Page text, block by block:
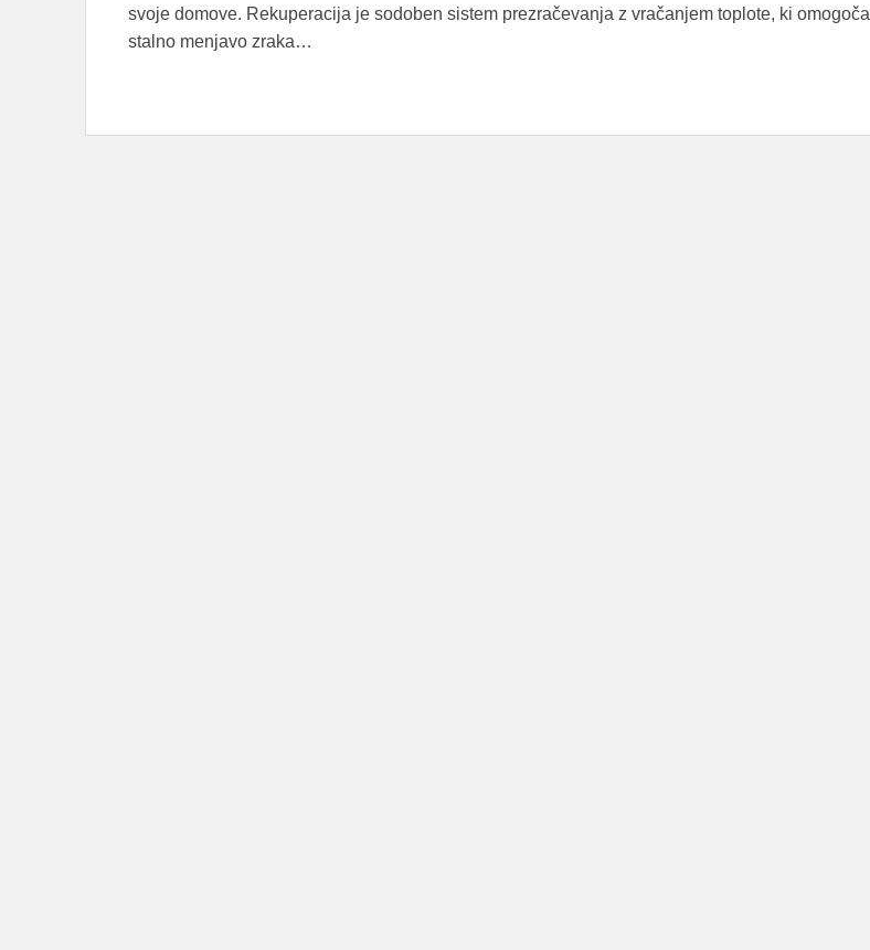
svoje domove. Rekuperacija je sodoben sistem prezračevanja z vračanjem toplote, ki omogoča
stalno menjavo zraka…